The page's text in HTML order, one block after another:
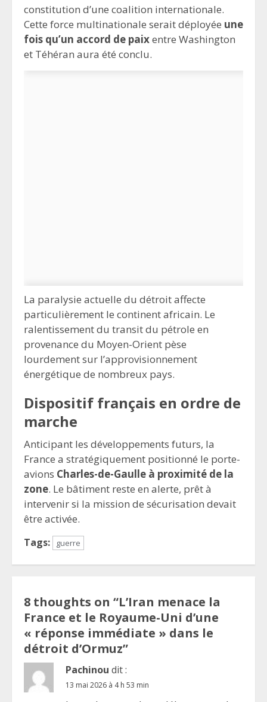
constitution d’une coalition internationale.
Cette force multinationale serait déployée une
fois qu’un accord de paixentre Washington
et Téhéran aura été conclu.
La paralysie actuelle du détroit affecte
particulièrement le continent africain. Le
ralentissement du transit du pétrole en
provenance du Moyen-Orient pèse
lourdement sur l’approvisionnement
énergétique de nombreux pays.
Dispositif français en ordre de
marche
Anticipant les développements futurs, la
France a stratégiquement positionné le porte-
avions Charles-de-Gaulle à proximité de la
zone. Le bâtiment reste en alerte, prêt à
intervenir si la mission de sécurisation devait
être activée.
Tags: guerre
8 thoughts on “L’Iran menace la
France et le Royaume-Uni d’une
« réponse immédiate » dans le
détroit d’Ormuz”
Pachinou dit :
13 mai 2026 à 4 h 53 min